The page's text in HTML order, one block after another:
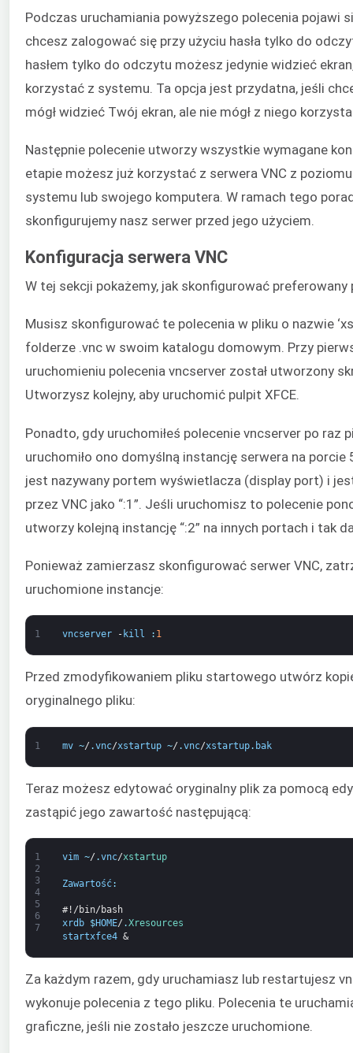
Podczas uruchamiania powyższego polecenia pojawi
chcesz zalogować się przy użyciu hasła tylko do
hasłem tylko do odczytu możesz jedynie widzieć
korzystać z systemu. Ta opcja jest przydatna, jeśli
mógł widzieć Twój ekran, ale nie mógł z niego
Następnie polecenie utworzy wszystkie wymagane
etapie możesz już korzystać z serwera VNC z
systemu lub swojego komputera. W ramach tego
skonfigurujemy nasz serwer przed jego użyciem.
Konfiguracja serwera VNC
W tej sekcji pokażemy, jak skonfigurować
Musisz skonfigurować te polecenia w pliku o nazwie
folderze .vnc w swoim katalogu domowym. Przy
uruchomieniu polecenia vncserver został utworzony
Utworzysz kolejny, aby uruchomić pulpit XFCE.
Ponadto, gdy uruchomiłeś polecenie vncserver po raz
uruchomiło ono domyślną instancję serwera na porcie
jest nazywany portem wyświetlacza (display port) i
przez VNC jako “:1”. Jeśli uruchomisz to polecenie
utworzy kolejną instancję “:2” na innych portach i tak
Ponieważ zamierzasz skonfigurować serwer VNC,
uruchomione instancje:
1 vncserver - kill : 1
Przed zmodyfikowaniem pliku startowego utwórz
oryginalnego pliku:
1 mv ~/ .vnc/xstartup ~/ .vnc/xstartup. bak
Teraz możesz edytować oryginalny plik za pomocą
zastąpić jego zawartość następującą:
1
2
3
4
5
6
7
vim ~/ .vnc/xstartup
Zawartość:
#!/bin/bash
xrdb
$HOME/ .Xresources
startxfce4 &
Za każdym razem, gdy uruchamiasz lub restartujesz
wykonuje polecenia z tego pliku. Polecenia te
graficzne, jeśli nie zostało jeszcze uruchomione.